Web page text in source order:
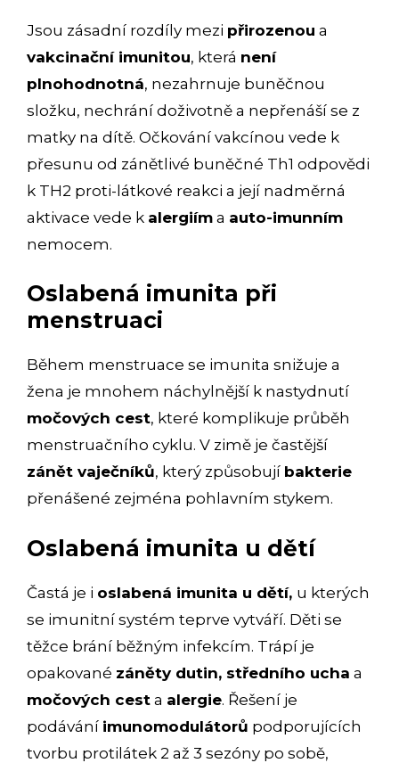
Jsou zásadní rozdíly mezi přirozenou a
vakcinační imunitou, která není
plnohodnotná, nezahrnuje buněčnou
složku, nechrání doživotně a nepřenáší se z
matky na dítě. Očkování vakcínou vede k
přesunu od zánětlivé buněčné Th1 odpovědi
k TH2 proti-látkové reakci a její nadměrná
aktivace vede k alergiím a auto-imunním
nemocem.
Oslabená imunita při
menstruaci
Během menstruace se imunita snižuje a
žena je mnohem náchylnější k nastydnutí
močových cest, které komplikuje průběh
menstruačního cyklu. V zimě je častější
zánět vaječníků, který způsobují bakterie
přenášené zejména pohlavním stykem.
Oslabená imunita u dětí
Častá je i oslabená imunita u dětí, u kterých
se imunitní systém teprve vytváří. Děti se
těžce brání běžným infekcím. Trápí je
opakované záněty dutin, středního ucha a
močových cest a alergie. Řešení je
podávání imunomodulátorů podporujících
tvorbu protilátek 2 až 3 sezóny po sobě,